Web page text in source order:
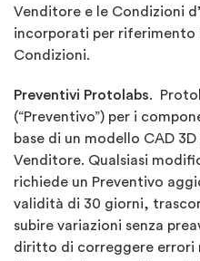
Venditore e le Condizioni
incorporati per riferimento
Condizioni.
Preventivi Protolabs.
(“Preventivo”) per i
base di un modello CAD
Venditore. Qualsiasi
richiede un Preventivo
validità di 30 giorni,
subire variazioni senza
diritto di correggere errori